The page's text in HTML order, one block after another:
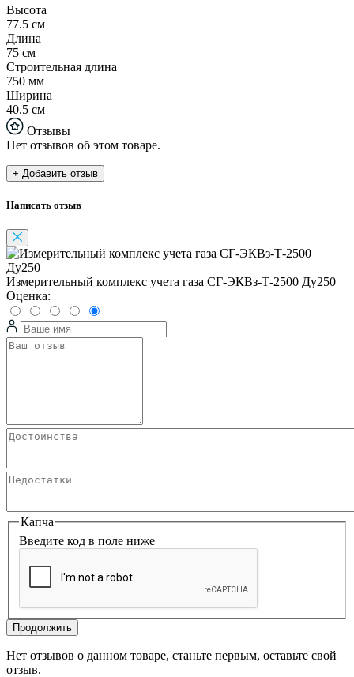
Высота
77.5 см
Длина
75 см
Строительная длина
750 мм
Ширина
40.5 см
Отзывы
Нет отзывов об этом товаре.
+ Добавить отзыв
Написать отзыв
Измерительный комплекс учета газа СГ-ЭКВз-Т-2500 Ду250
Оценка:
Капча
Введите код в поле ниже
Продолжить
Нет отзывов о данном товаре, станьте первым, оставьте свой
отзыв.